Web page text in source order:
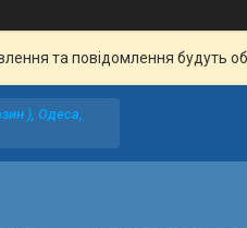
та повідомлення будуть
), Одеса,